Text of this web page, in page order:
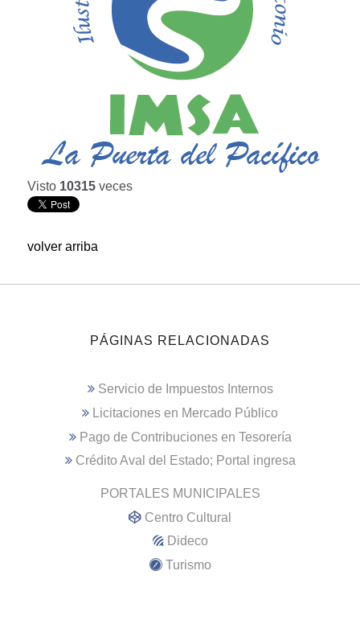
Visto 10315 veces
volver arriba
PÁGINAS RELACIONADAS
Servicio de Impuestos Internos
Licitaciones en Mercado Público
Pago de Contribuciones en Tesorería
Crédito Aval del Estado; Portal ingresa
PORTALES MUNICIPALES
Centro Cultural
Dideco
Turismo